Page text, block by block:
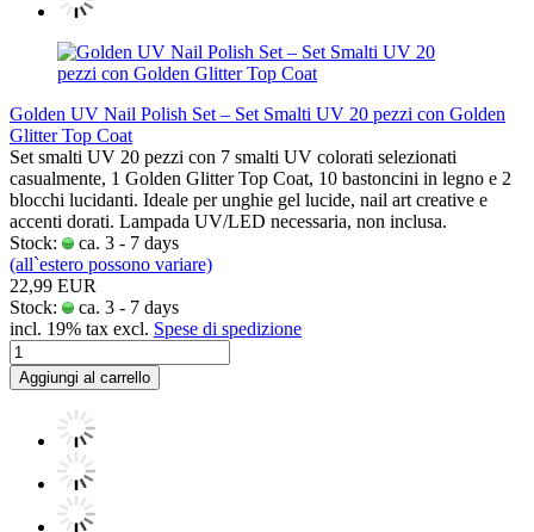
Golden UV Nail Polish Set – Set Smalti UV 20 pezzi con Golden
Glitter Top Coat
Set smalti UV 20 pezzi con 7 smalti UV colorati selezionati
casualmente, 1 Golden Glitter Top Coat, 10 bastoncini in legno e 2
blocchi lucidanti. Ideale per unghie gel lucide, nail art creative e
accenti dorati. Lampada UV/LED necessaria, non inclusa.
Stock:
ca. 3 - 7 days
(all`estero possono variare)
22,99 EUR
Stock:
ca. 3 - 7 days
incl. 19% tax excl. Spese di spedizione
Aggiungi al carrello